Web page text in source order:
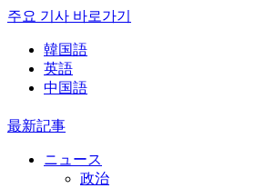
주요 기사 바로가기
韓国語
英語
中国語
最新記事
ニュース
政治